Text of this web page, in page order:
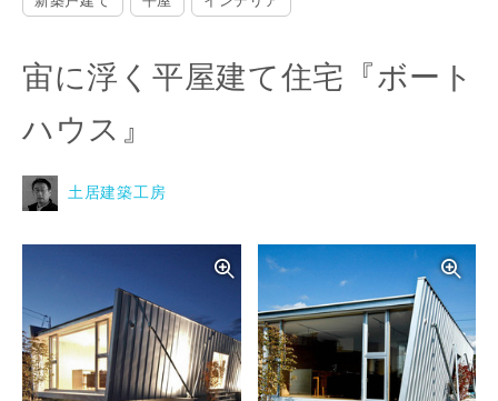
宙に浮く平屋建て住宅『ボート
ハウス』
土居建築工房
写真を拡大する